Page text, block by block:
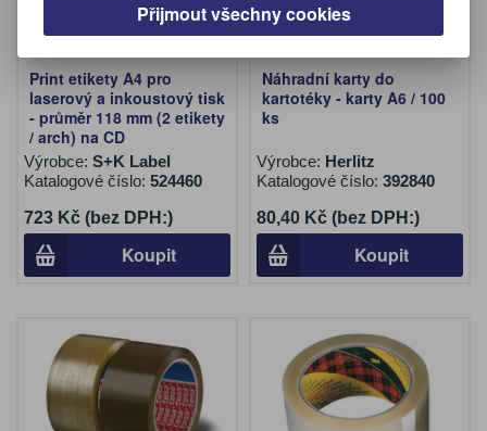
Print etikety A4 pro
laserový a inkoustový tisk
- průměr 118 mm (2 etikety
/ arch) na CD
Výrobce: S+K Label
Katalogové číslo: 524460
723 Kč (bez DPH:)
Koupit
Náhradní karty do
kartotéky - karty A6 / 100
ks
Výrobce: Herlitz
Katalogové číslo: 392840
80,40 Kč (bez DPH:)
Koupit
Přijmout všechny cookies